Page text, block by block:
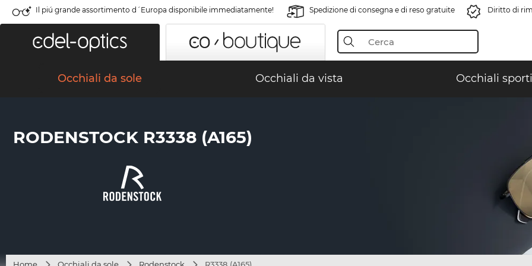
Il piú grande assortimento d´Europa disponibile immediatamente! Spedizione di consegna e di reso gratuite Diritto di
Occhiali da sole Occhiali da vista Occhiali
RODENSTOCK R3338 (A165)